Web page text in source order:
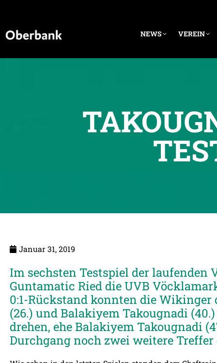
NEWS VEREIN
Januar 31, 2019
Im sechsten Testspiel der laufenden
Guntamatic Ried die UVB
0:1-Rückstand konnten die
(26.) und Balakiyem Takougnadi
drehen, ehe Balakiyem Takougnadi
Durchgang noch zwei weitere Treffer